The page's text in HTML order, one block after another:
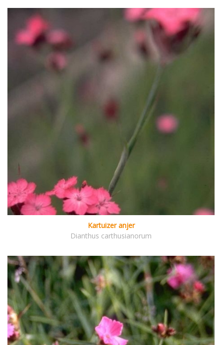
Kartuizer anjer
Dianthus carthusianorum